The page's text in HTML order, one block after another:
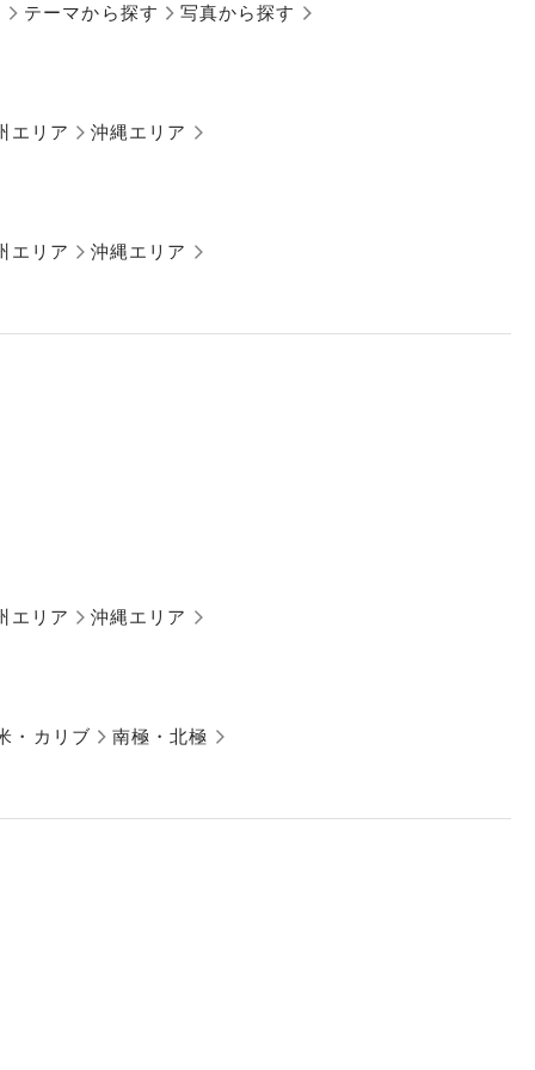
テーマから探す 写真から探す
エリア 沖縄エリア
エリア 沖縄エリア
エリア 沖縄エリア
・カリブ 南極・北極